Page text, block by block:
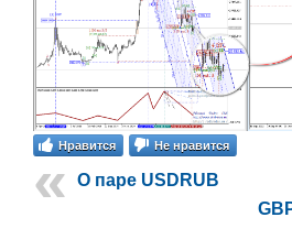
Нравится Не нравится
О паре USDRUB